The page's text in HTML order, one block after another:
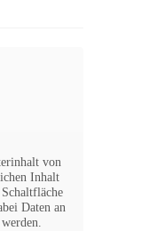
von
Inhalt
Daten an